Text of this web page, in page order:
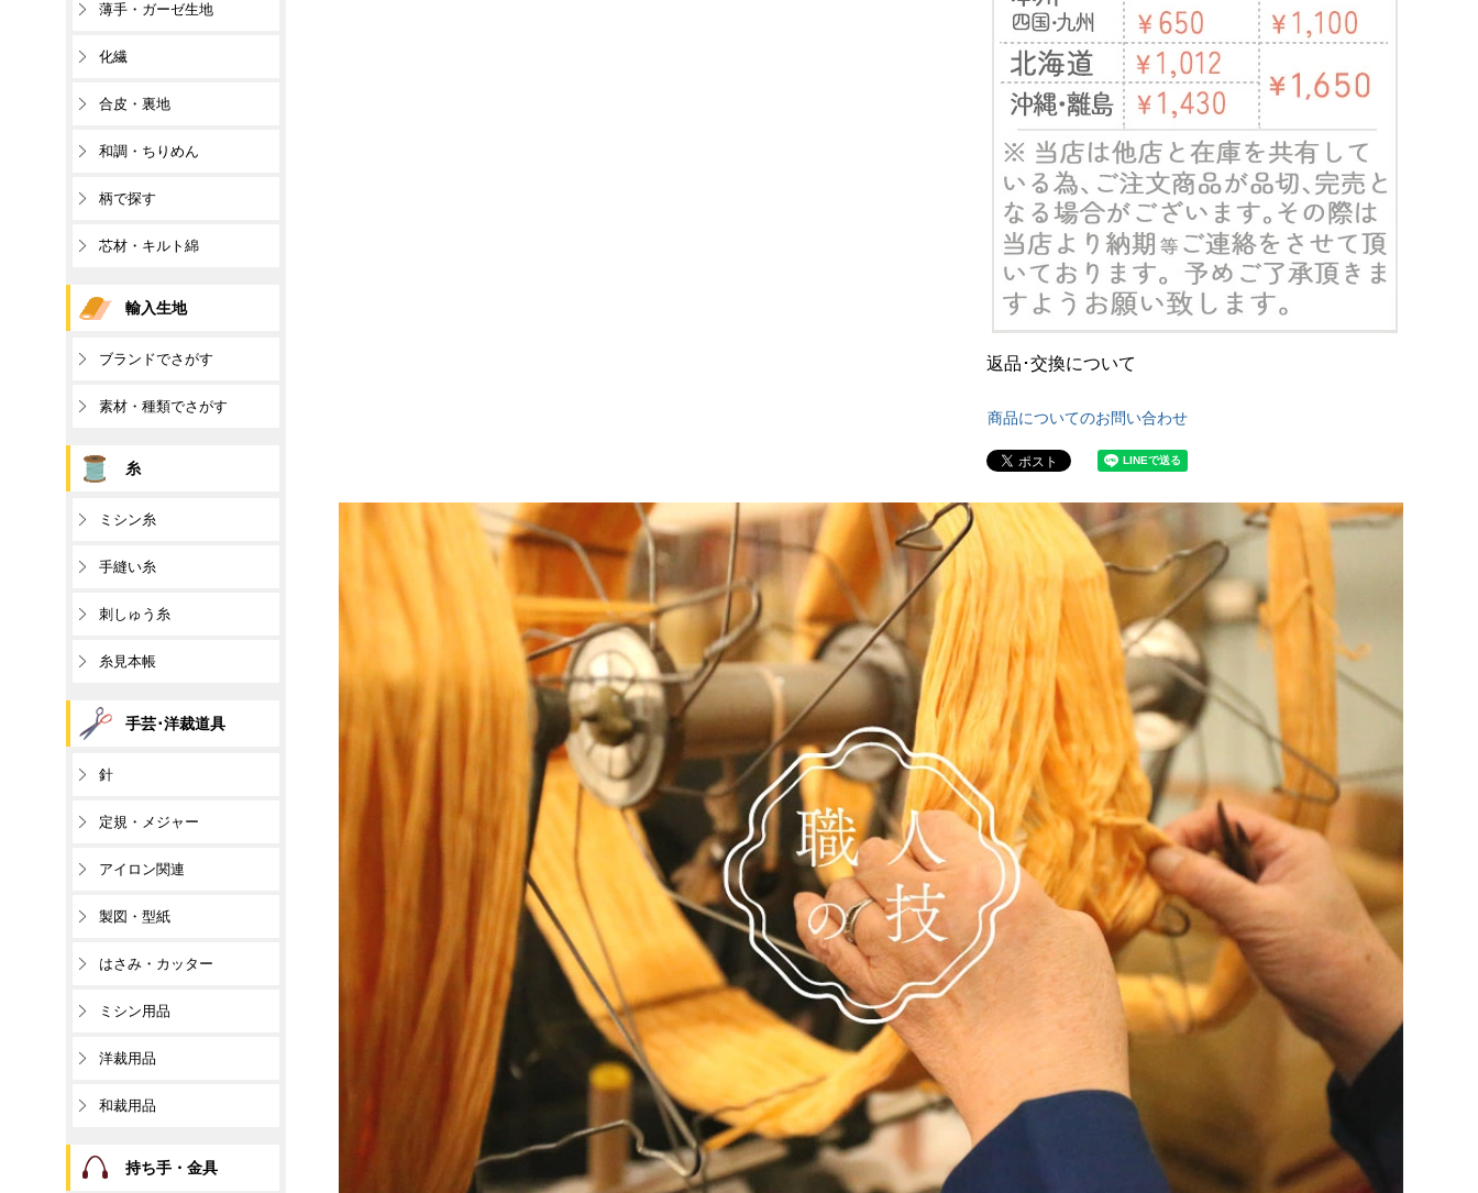
返品･交換について
商品についてのお問い合わせ
薄手・ガーゼ生地
化繊
合皮・裏地
和調・ちりめん
柄で探す
芯材・キルト綿
輸入生地
ブランドでさがす
素材・種類でさがす
糸
ミシン糸
手縫い糸
刺しゅう糸
糸見本帳
手芸･洋裁道具
針
定規・メジャー
アイロン関連
製図・型紙
はさみ・カッター
ミシン用品
洋裁用品
和裁用品
持ち手・金具